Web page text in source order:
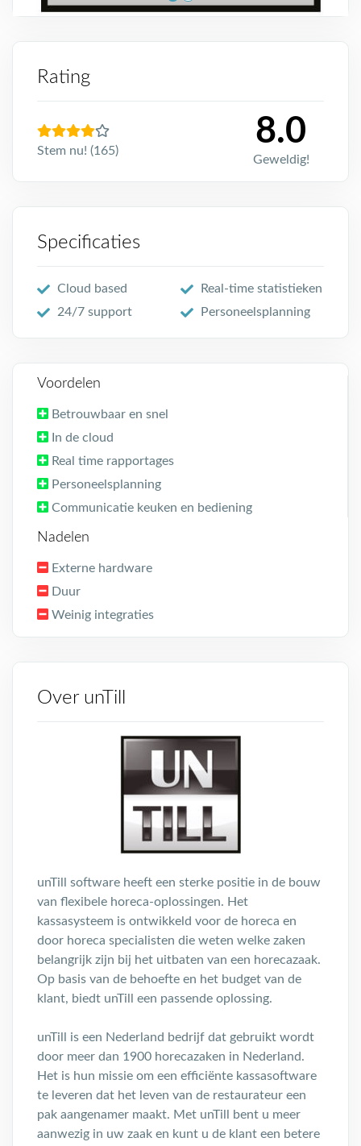
Rating
Stem nu! (165)
8.0
Geweldig!
Specificaties
Cloud based
Real-time statistieken
24/7 support
Personeelsplanning
Voordelen
Betrouwbaar en snel
In de cloud
Real time rapportages
Personeelsplanning
Communicatie keuken en bediening
Nadelen
Externe hardware
Duur
Weinig integraties
Over unTill
unTill software heeft een sterke positie in de bouw
van flexibele horeca-oplossingen. Het
kassasysteem is ontwikkeld voor de horeca en
door horeca specialisten die weten welke zaken
belangrijk zijn bij het uitbaten van een horecazaak.
Op basis van de behoefte en het budget van de
klant, biedt unTill een passende oplossing.
unTill is een Nederland bedrijf dat gebruikt wordt
door meer dan 1900 horecazaken in Nederland.
Het is hun missie om een efficiënte kassasoftware
te leveren dat het leven van de restaurateur een
pak aangenamer maakt. Met unTill bent u meer
aanwezig in uw zaak en kunt u de klant een betere